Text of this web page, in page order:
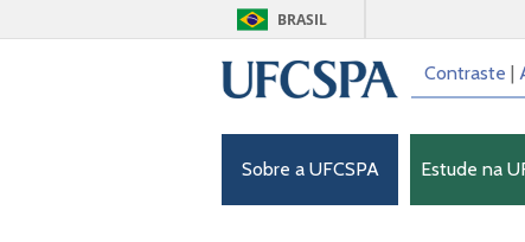
BRASIL
Contraste |
Sobre a UFCSPA Estude na